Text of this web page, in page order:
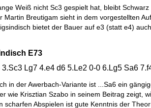
Weiß nicht Sc3 gespielt hat, bleibt
Martin Breutigam sieht in dem vorgestellten
bietet der Bauer auf e3 (statt e4)
E73
Lg7 4.e4 d6 5.Le2 0-0 6.Lg5 Sa6
in der Awerbach-Variante ist ...Sa6 ein
wie Krisztian Szabo in seinem Beitrag zeigt,
scharfen Abspielen ist gute Kenntnis der